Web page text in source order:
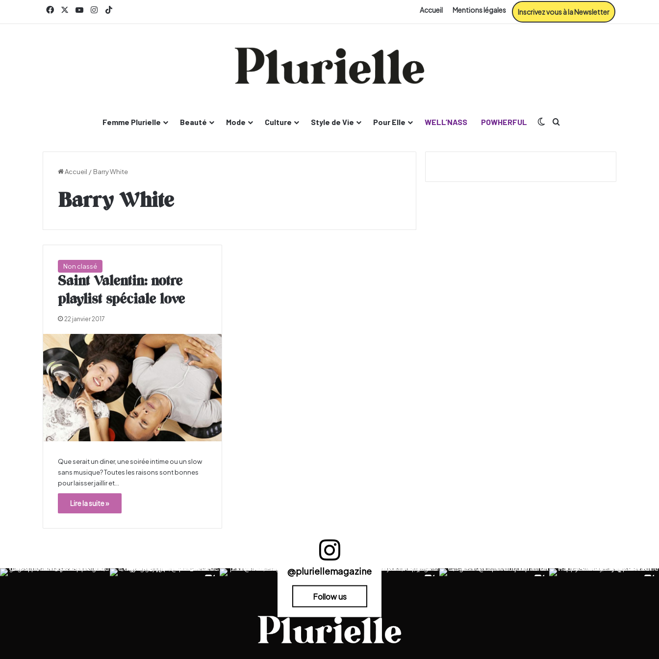
FacebookYouTubeInstagram Accueil Mentions légales Inscrivez vous à la Newsletter
Femme Plurielle Beauté Mode Culture Style de Vie Pour Elle WELL’NASS POWHERFUL Switch skin
Accueil / Barry White
Barry White
Non classé
Saint Valentin: notre
playlist spéciale love
22 janvier 2017
Que serait un diner, une soirée intime ou un slow
sans musique? Toutes les raisons sont bonnes
pour laisser jaillir et…
Lire la suite »
@pluriellemagazine
Follow us